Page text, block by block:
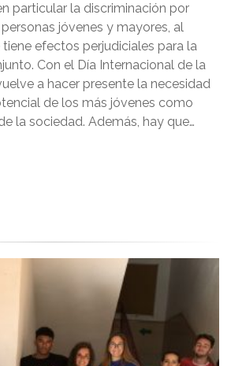
particular la discriminación por
jóvenes y mayores, al
efectos perjudiciales para la
Con el Día Internacional de la
a hacer presente la necesidad
de los más jóvenes como
la sociedad. Además, hay que…